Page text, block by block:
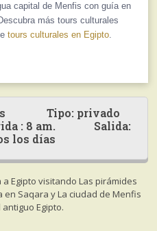
capital de Menfis con guía en
más tours culturales
tours culturales en Egipto.
Tipo: privado
: 8 am. Salida:
los días
Egipto visitando Las pirámides
Saqara y La ciudad de Menfis
Egipto.